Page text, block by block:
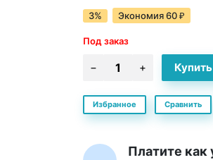
3% Экономия60 ₽
Под заказ
Избранное Сравнить
Платите как